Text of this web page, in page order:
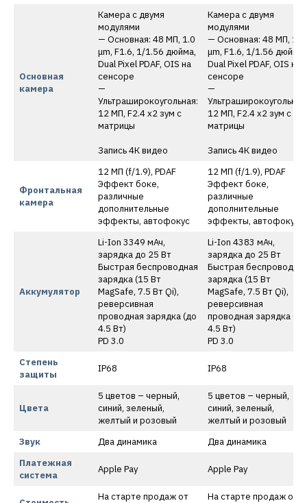
Основная
камера
Камера с двумя
модулями
— Основная: 48 МП, 1.0
μm, F1.6, 1/1.56 дюйма,
Dual Pixel PDAF, OIS на
сенсоре
—
Ультраширокоугольная:
12 МП, F2.4 х2 зум с
матрицы
Запись 4К видео
Камера с двумя
модулями
— Основная: 48 МП, 1.0
μm, F1.6, 1/1.56 дюйма,
Dual Pixel PDAF, OIS на
сенсоре
—
Ультраширокоугольная:
12 МП, F2.4 х2 зум с
матрицы
Запись 4К видео
Фронтальная
камера
12 МП (f/1.9), PDAF
Эффект боке,
различные
дополнительные
эффекты, автофокус
12 МП (f/1.9), PDAF
Эффект боке,
различные
дополнительные
эффекты, автофокус
Аккумулятор
Li-Ion 3349 мАч,
зарядка до 25 Вт
Быстрая беспроводная
зарядка (15 Вт
MagSafe, 7.5 Вт Qi),
реверсивная
проводная зарядка (до
4.5 Вт)
PD 3.0
Li-Ion 4383 мАч,
зарядка до 25 Вт
Быстрая беспроводная
зарядка (15 Вт
MagSafe, 7.5 Вт Qi),
реверсивная
проводная зарядка (до
4.5 Вт)
PD 3.0
Степень
защиты
IP68 IP68
Цвета
5 цветов – черный,
синий, зеленый,
желтый и розовый
5 цветов – черный,
синий, зеленый,
желтый и розовый
Звук
Два динамика
Два динамика
Платежная
система
Apple Pay Apple Pay
На старте продаж от
На старте продаж от